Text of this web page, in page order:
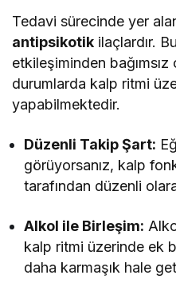
Tedavi sürecinde yer
antipsikotik ilaçlardır.
etkileşiminden
durumlarda kalp ritmi
yapabilmektedir.
Düzenli Takip Şart:
görüyorsanız, kalp
tarafından düzenli
Alkol ile Birleşim:
kalp ritmi üzerinde ek
daha karmaşık hale